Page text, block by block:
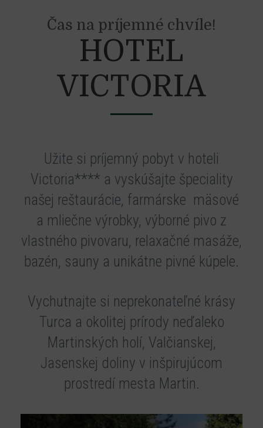
Čas na príjemné chvíle!
HOTEL
VICTORIA
Užite si príjemný pobyt v hoteli
Victoria**** a vyskúšajte špeciality
našej reštaurácie, farmárske mäsové
a mliečne výrobky, výborné pivo z
vlastného pivovaru, relaxačné masáže,
bazén, sauny a unikátne pivné kúpele.
Vychutnajte si neprekonateľné krásy
Turca a okolitej prírody neďaleko
Martinských holí, Valčianskej,
Jasenskej doliny v inšpirujúcom
prostredí mesta Martin.